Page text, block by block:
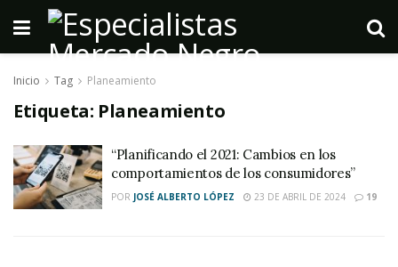
Inicio Tag Planeamiento
Etiqueta: Planeamiento
“Planificando el 2021: Cambios en los
comportamientos de los consumidores”
POR JOSÉ ALBERTO LÓPEZ 23 DE ABRIL DE 2024 19